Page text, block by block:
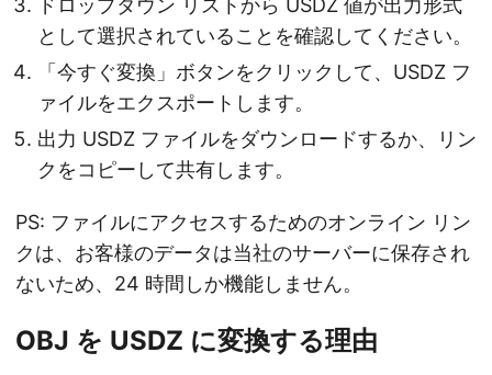
ドロップダウン リストから USDZ 値が出力形式
として選択されていることを確認してください。
「今すぐ変換」ボタンをクリックして、USDZ フ
ァイルをエクスポートします。
出力 USDZ ファイルをダウンロードするか、リン
クをコピーして共有します。
PS: ファイルにアクセスするためのオンライン リン
クは、お客様のデータは当社のサーバーに保存され
ないため、24 時間しか機能しません。
OBJ を USDZ に変換する理由